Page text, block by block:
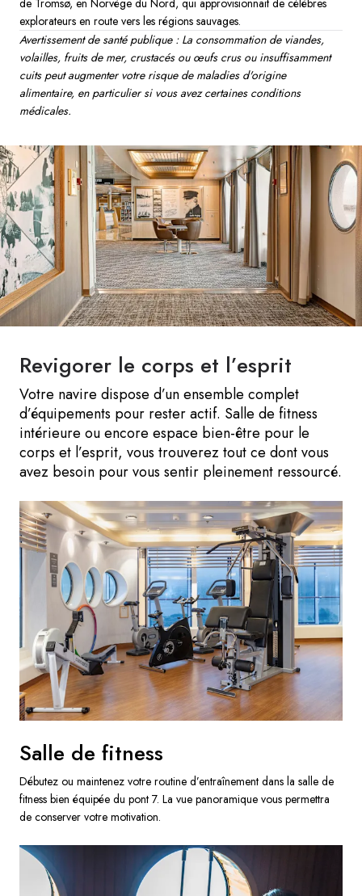
explorateurs en route vers les régions sauvages.
Avertissement de santé publique : La consommation de viandes,
volailles, fruits de mer, crustacés ou œufs crus ou insuffisamment
cuits peut augmenter votre risque de maladies d'origine
alimentaire, en particulier si vous avez certaines conditions
médicales.
Revigorer le corps et l’esprit
Votre navire dispose d’un ensemble complet
d’équipements pour rester actif. Salle de fitness
intérieure ou encore espace bien-être pour le
corps et l’esprit, vous trouverez tout ce dont vous
avez besoin pour vous sentir pleinement ressourcé.
Salle de fitness
Débutez ou maintenez votre routine d’entraînement dans la salle de
fitness bien équipée du pont 7. La vue panoramique vous permettra
de conserver votre motivation.